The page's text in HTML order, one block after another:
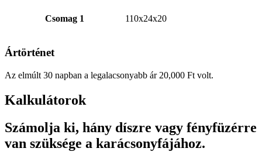
Csomag 1 110x24x20
Ártörténet
Az elmúlt 30 napban a legalacsonyabb ár 20,000 Ft volt.
Kalkulátorok
Számolja ki, hány díszre vagy fényfüzérre
van szüksége a karácsonyfájához.